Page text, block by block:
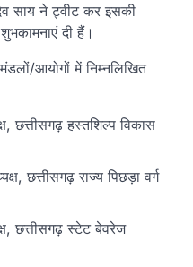
साय ने ट्वीट कर इसकी
दी हैं।
आयोगों में निम्नलिखित
छत्तीसगढ़ हस्तशिल्प विकास
छत्तीसगढ़ राज्य पिछड़ा वर्ग
छत्तीसगढ़ स्टेट बेवरेज